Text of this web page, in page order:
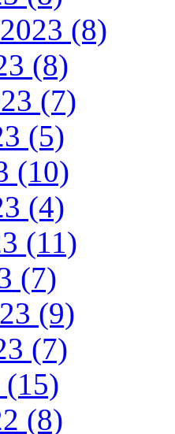
(8)
(8)
(7)
(5)
(10)
(4)
(11)
(7)
(9)
(7)
(15)
(8)